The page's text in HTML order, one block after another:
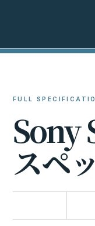
FULL
Sony
スペッ